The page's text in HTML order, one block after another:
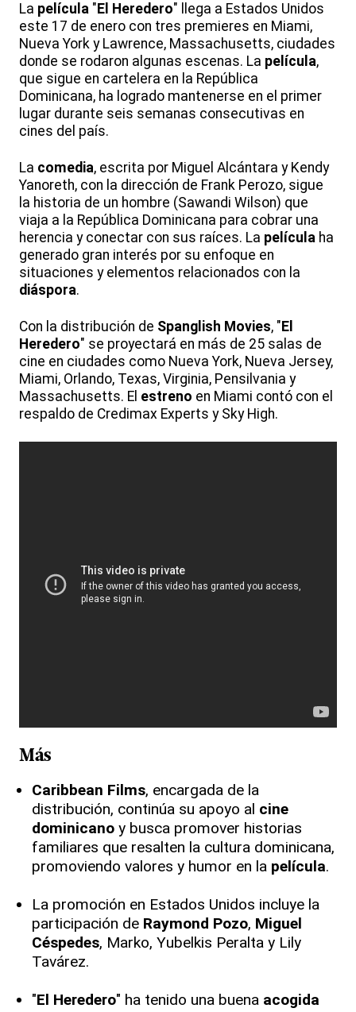
La película " El Heredero" llega a Estados Unidos
este 17 de enero con tres premieres en Miami,
Nueva York y Lawrence, Massachusetts, ciudades
donde se rodaron algunas escenas. La película,
que sigue en cartelera en la República
Dominicana, ha logrado mantenerse en el primer
lugar durante seis semanas consecutivas en
cines del país.
La comedia, escrita por Miguel Alcántara y Kendy
Yanoreth, con la dirección de Frank Perozo, sigue
la historia de un hombre (Sawandi Wilson) que
viaja a la República Dominicana para cobrar una
herencia y conectar con sus raíces. La película ha
generado gran interés por su enfoque en
situaciones y elementos relacionados con la
diáspora.
Con la distribución de Spanglish Movies, " El
Heredero" se proyectará en más de 25 salas de
cine en ciudades como Nueva York, Nueva Jersey,
Miami, Orlando, Texas, Virginia, Pensilvania y
Massachusetts. El estreno en Miami contó con el
respaldo de Credimax Experts y Sky High.
Más
Caribbean Films, encargada de la
distribución, continúa su apoyo al cine
dominicano y busca promover historias
familiares que resalten la cultura dominicana,
promoviendo valores y humor en la película.
La promoción en Estados Unidos incluye la
participación de Raymond Pozo, Miguel
Céspedes, Marko, Yubelkis Peralta y Lily
Tavárez.
"El Heredero" ha tenido una buena acogida